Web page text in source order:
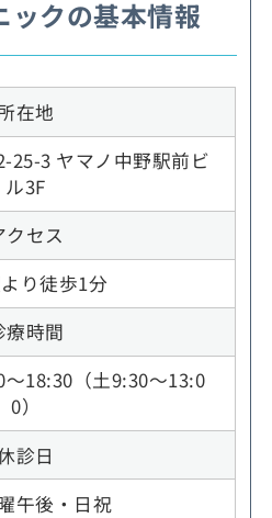
ックの基本情報
在地
25-3 ヤマノ中野駅前ビ
ル3F
クセス
り徒歩1分
療時間
18:30（土9:30～13:0
0）
診日
午後・日祝